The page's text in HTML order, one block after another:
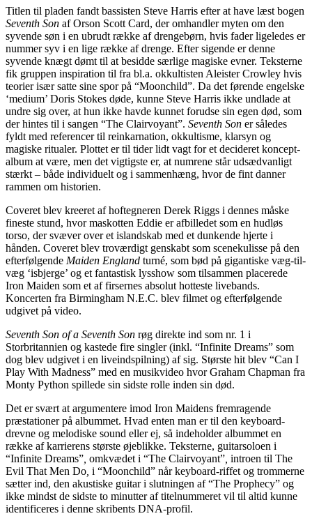
Titlen til pladen fandt bassisten Steve Harris efter at have læst bogen
Seventh Son af Orson Scott Card, der omhandler myten om den
syvende søn i en ubrudt række af drengebørn, hvis fader ligeledes er
nummer syv i en lige række af drenge. Efter sigende er denne
syvende knægt dømt til at besidde særlige magiske evner. Teksterne
fik gruppen inspiration til fra bl.a. okkultisten Aleister Crowley hvis
teorier især satte sine spor på “Moonchild”. Da det førende engelske
‘medium’ Doris Stokes døde, kunne Steve Harris ikke undlade at
undre sig over, at hun ikke havde kunnet forudse sin egen død, som
der hintes til i sangen “The Clairvoyant”. Seventh Son er således
fyldt med referencer til reinkarnation, okkultisme, klarsyn og
magiske ritualer. Plottet er til tider lidt vagt for et decideret koncept-
album at være, men det vigtigste er, at numrene står udsædvanligt
stærkt – både individuelt og i sammenhæng, hvor de fint danner
rammen om historien.
Coveret blev kreeret af hoftegneren Derek Riggs i dennes måske
fineste stund, hvor maskotten Eddie er afbilledet som en hudløs
torso, der svæver over et islandskab med et dunkende hjerte i
hånden. Coveret blev troværdigt genskabt som scenekulisse på den
efterfølgende Maiden England turné, som bød på gigantiske væg-til-
væg ‘isbjerge’ og et fantastisk lysshow som tilsammen placerede
Iron Maiden som et af firsernes absolut hotteste livebands.
Koncerten fra Birmingham N.E.C. blev filmet og efterfølgende
udgivet på video.
Seventh Son of a Seventh Son røg direkte ind som nr. 1 i
Storbritannien og kastede fire singler (inkl. “Infinite Dreams” som
dog blev udgivet i en liveindspilning) af sig. Største hit blev “Can I
Play With Madness” med en musikvideo hvor Graham Chapman fra
Monty Python spillede sin sidste rolle inden sin død.
Det er svært at argumentere imod Iron Maidens fremragende
præstationer på albummet. Hvad enten man er til den keyboard-
drevne og melodiske sound eller ej, så indeholder albummet en
række af karrierens største øjeblikke. Teksterne, guitarsoloen i
“Infinite Dreams” omkvædet i “The Clairvoyant” introen til The
Evil That Men Do i “Moonchild” når keyboard-riffet og trommerne
sætter ind, den akustiske guitar i slutningen af “The Prophecy” og
ikke mindst de sidste to minutter af titelnummeret vil til altid kunne
identificeres i denne skribents DNA-profil.